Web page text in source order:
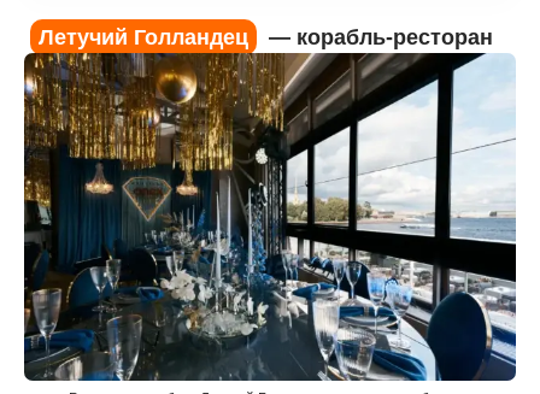
Летучий Голландец — корабль-ресторан